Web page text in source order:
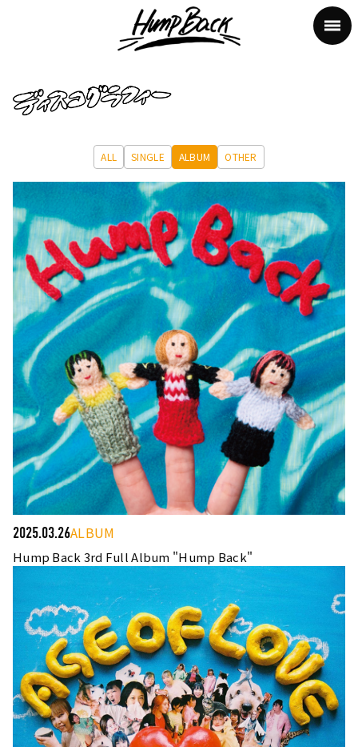
ALL SINGLE ALBUM OTHER
2025.03.26ALBUM
Hump Back 3rd Full Album "Hump Back"